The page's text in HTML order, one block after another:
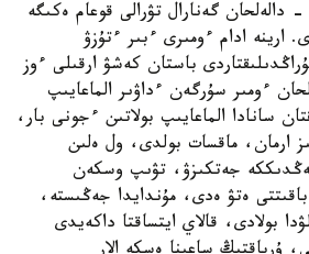
استانا. KAZINFORM - دالەلحان گەنارال تۋرالى قوعام ەكىگە
ارينە ادام ءومىرى ءبىر ءتۇزۋ
باستان كەشۋ ارقىلى ءوز
ءومىر سۇرگەن ءداۋىر الماعايىپ
سانادا الماعايىپ بولاتىن ءجونى بار،
ارمان، ماقسات بولدى، ول ەلىن
جەتكىزۋ، تۋىپ وسكەن
ەتۋ ەدى، مۇندايدا جەڭىستە،
بولادى، قالاي ايتساقتا داكەيدى